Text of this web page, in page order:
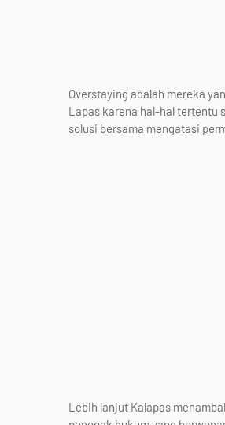
Overstaying adalah mereka
Lapas karena hal-hal tertentu
solusi bersama mengatasi
Lebih lanjut Kalapas